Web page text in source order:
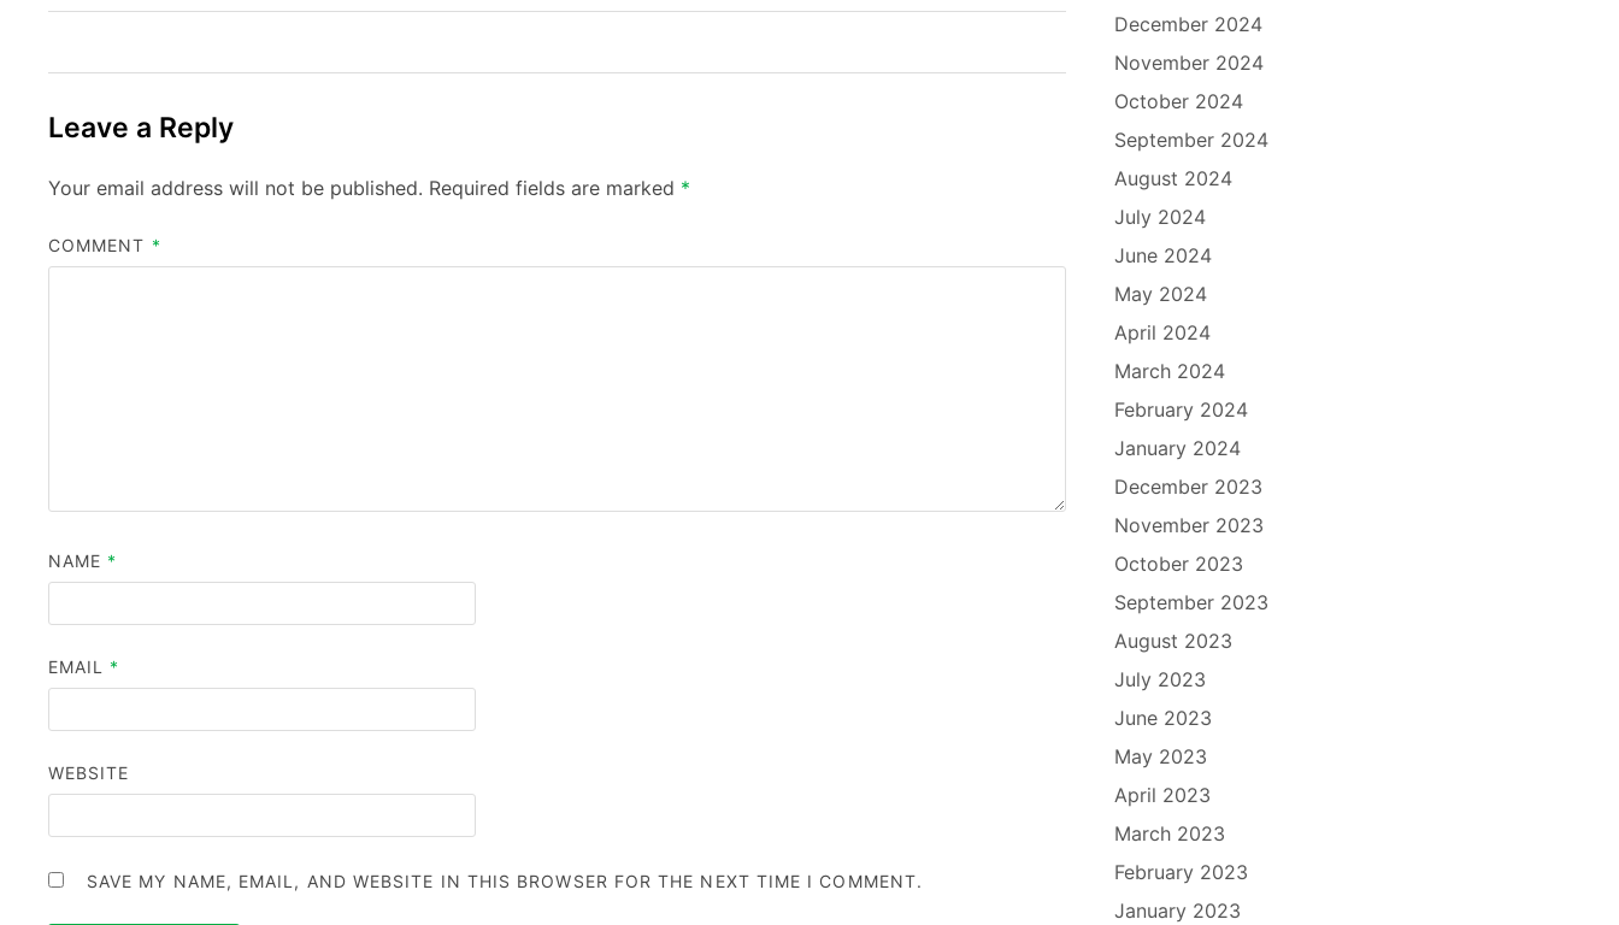
Leave a Reply
Your email address will not be published. Required fields are marked *
COMMENT *
NAME *
EMAIL *
WEBSITE
SAVE MY NAME, EMAIL, AND WEBSITE IN THIS BROWSER FOR THE NEXT TIME I COMMENT.
December 2024
November 2024
October 2024
September 2024
August 2024
July 2024
June 2024
May 2024
April 2024
March 2024
February 2024
January 2024
December 2023
November 2023
October 2023
September 2023
August 2023
July 2023
June 2023
May 2023
April 2023
March 2023
February 2023
January 2023